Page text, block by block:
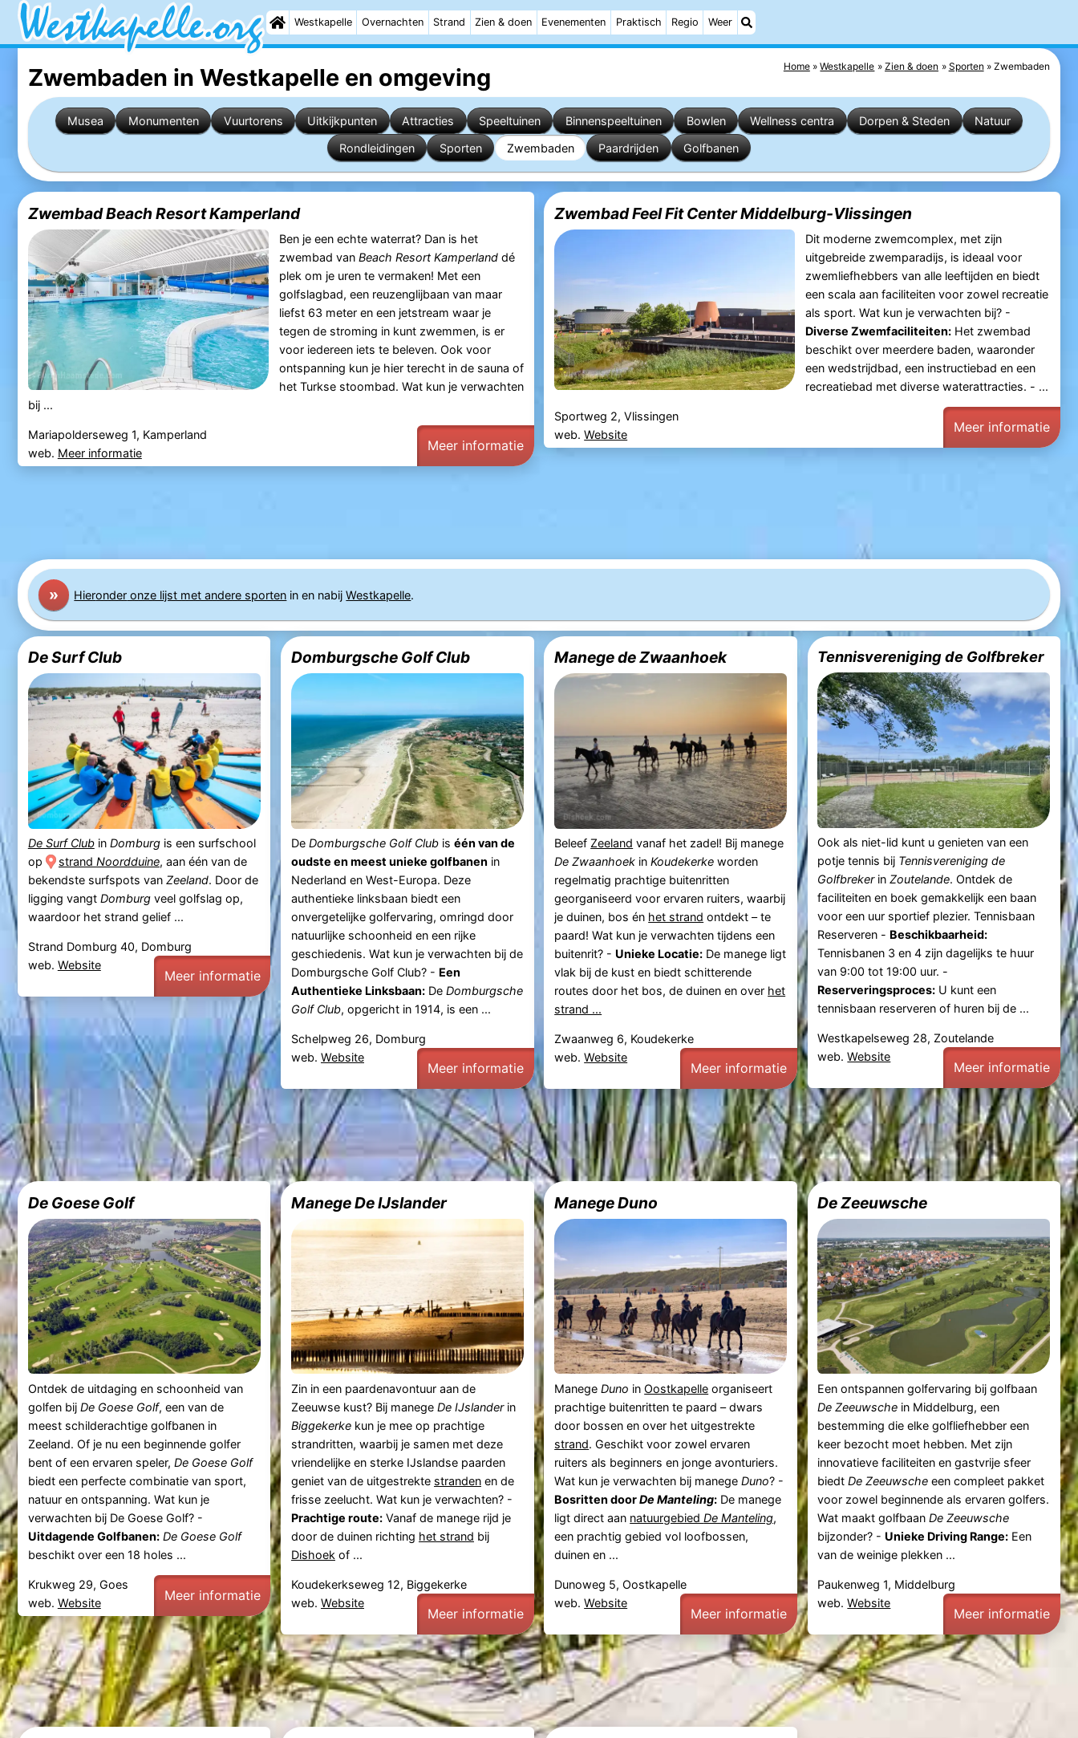
Westkapelle Overnachten Strand Zien & doen Evenementen Praktisch Regio Weer
Home Westkapelle Zien & doen Sporten Zwembaden
Zwembaden in Westkapelle en omgeving
Musea Monumenten Vuurtorens Uitkijkpunten Attracties Speeltuinen Binnenspeeltuinen Bowlen Wellness centra Dorpen & Steden
Natuur
Rondleidingen
Sporten Zwembaden Paardrijden Golfbanen
Zwembad Beach Resort Kamperland
Ben je een echte waterrat? Dan is het
zwembad van Beach Resort Kamperlanddé
plek om je uren te vermaken! Met een
golfslagbad, een reuzenglijbaan van maar
liefst 63 meter en een jetstream waar je
tegen de stroming in kunt zwemmen, is er
voor iedereen iets te beleven. Ook voor
ontspanning kun je hier terecht in de sauna of
het Turkse stoombad. Wat kun je verwachten
bij ...
Mariapolderseweg 1, Kamperland
web. Meer informatie Meer informatie
Zwembad Feel Fit Center Middelburg-Vlissingen
Dit moderne zwemcomplex, met zijn
uitgebreide zwemparadijs, is ideaal voor
zwemliefhebbers van alle leeftijden en biedt
een scala aan faciliteiten voor zowel recreatie
als sport. Wat kun je verwachten bij? -
Diverse Zwemfaciliteiten:Het zwembad
beschikt over meerdere baden, waaronder
een wedstrijdbad, een instructiebad en een
recreatiebad met diverse waterattracties. - ...
Sportweg 2, Vlissingen
web.Website Meer informatie
» Hieronder onze lijst met andere sporten in en nabijWestkapelle.
De Surf Club
De Surf Clubin Domburgis een surfschool
op
strand Noordduine, aan één van de
bekendste surfspots van Zeeland. Door de
ligging vangt Domburgveel golfslag op,
waardoor het strand gelief ...
Strand Domburg 40, Domburg
web. Website
Meer informatie
Domburgsche Golf Club
De Domburgsche Golf Clubis één van de
oudste en meest unieke golfbanen in
Nederland en West-Europa. Deze
authentieke linksbaan biedt een
onvergetelijke golfervaring, omringd door
natuurlijke schoonheid en een rijke
geschiedenis. Wat kun je verwachten bij de
Domburgsche Golf Club? - Een
Authentieke Linksbaan:De Domburgsche
Golf Club, opgericht in 1914, is een ...
Schelpweg 26, Domburg
web. Website
Meer informatie
Manege de Zwaanhoek
BeleefZeeland vanaf het zadel! Bij manege
De Zwaanhoek inKoudekerke worden
regelmatig prachtige buitenritten
georganiseerd voor ervaren ruiters, waarbij
je duinen, bos én het strand ontdekt – te
paard! Wat kun je verwachten tijdens een
buitenrit? - Unieke Locatie: De manege ligt
vlak bij de kust en biedt schitterende
routes door het bos, de duinen en over het
strand ...
Zwaanweg 6, Koudekerke
web.Website
Meer informatie
Tennisvereniging de Golfbreker
Ook als niet-lid kunt u genieten van een
potje tennis bij Tennisvereniging de
GolfbrekerinZoutelande. Ontdek de
faciliteiten en boek gemakkelijk een baan
voor een uur sportief plezier. Tennisbaan
Reserveren - Beschikbaarheid:
Tennisbanen 3 en 4 zijn dagelijks te huur
van 9:00 tot 19:00 uur. -
Reserveringsproces: U kunt een
tennisbaan reserveren of huren bij de ...
Westkapelseweg 28, Zoutelande
web.Website
Meer informatie
De Goese Golf
Ontdek de uitdaging en schoonheid van
golfen bij De Goese Golf, een van de
meest schilderachtige golfbanen in
Zeeland. Of je nu een beginnende golfer
bent of een ervaren speler, De Goese Golf
biedt een perfecte combinatie van sport,
natuur en ontspanning. Wat kun je
verwachten bij De Goese Golf? -
Uitdagende Golfbanen: De Goese Golf
beschikt over een 18 holes ...
Krukweg 29, Goes
web. Website Meer informatie
Manege De IJslander
Zin in een paardenavontuur aan de
Zeeuwse kust? Bij manege De IJslanderin
Biggekerkekun je mee op prachtige
strandritten, waarbij je samen met deze
vriendelijke en sterke IJslandse paarden
geniet van de uitgestrekte strandenen de
frisse zeelucht. Wat kun je verwachten? -
Prachtige route:Vanaf de manege rijd je
door de duinen richting het strand bij
Dishoek of ...
Koudekerkseweg 12, Biggekerke
web. Website
Meer informatie
Manege Duno
ManegeDuno inOostkapelle organiseert
prachtige buitenritten te paard – dwars
door bossen en over het uitgestrekte
strand. Geschikt voor zowel ervaren
ruiters als beginners en jonge avonturiers.
Wat kun je verwachten bij manegeDuno? -
Bosritten doorDe Manteling: De manege
ligt direct aan natuurgebiedDe Manteling,
een prachtig gebied vol loofbossen,
duinen en ...
Dunoweg 5, Oostkapelle
web.Website
Meer informatie
De Zeeuwsche
Een ontspannen golfervaring bij golfbaan
De Zeeuwsche in Middelburg, een
bestemming die elke golfliefhebber een
keer bezocht moet hebben. Met zijn
innovatieve faciliteiten en gastvrije sfeer
biedtDe Zeeuwsche een compleet pakket
voor zowel beginnende als ervaren golfers.
Wat maakt golfbaanDe Zeeuwsche
bijzonder? - Unieke Driving Range: Een
van de weinige plekken ...
Paukenweg 1, Middelburg
web.Website
Meer informatie